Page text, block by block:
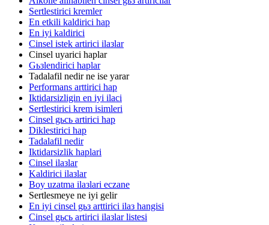
Sertlestirici kremler
En etkili kaldirici hap
En iyi kaldirici
Cinsel istek artirici ilaзlar
Cinsel uyarici haplar
Gьзlendirici haplar
Tadalafil nedir ne ise yarar
Performans arttirici hap
Iktidarsizligin en iyi ilaci
Sertlestirici krem isimleri
Cinsel gьcь artirici hap
Diklestirici hap
Tadalafil nedir
Iktidarsizlik haplari
Cinsel ilaзlar
Kaldirici ilaзlar
Boy uzatma ilaзlari eczane
Sertlesmeye ne iyi gelir
En iyi cinsel gьз arttirici ilaз hangisi
Cinsel gьcь artirici ilaзlar listesi